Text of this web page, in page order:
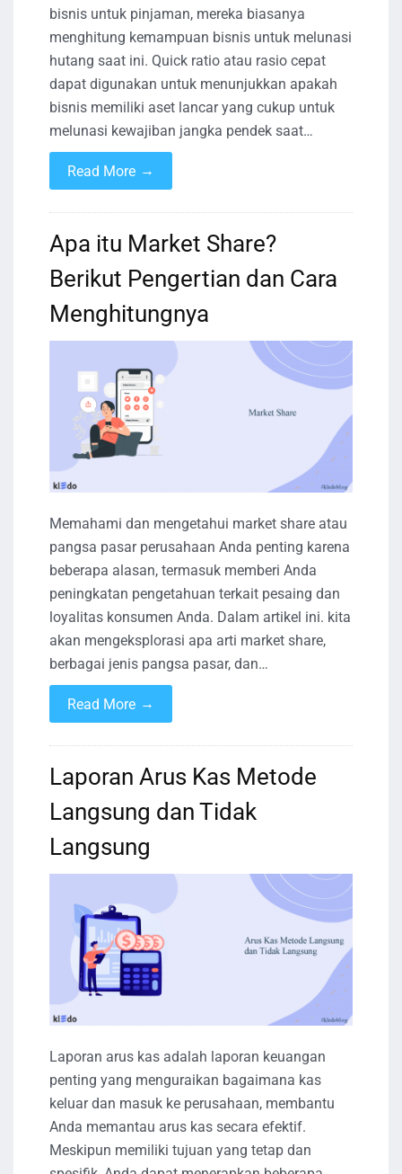
bisnis untuk pinjaman, mereka biasanya
menghitung kemampuan bisnis untuk melunasi
hutang saat ini. Quick ratio atau rasio cepat
dapat digunakan untuk menunjukkan apakah
bisnis memiliki aset lancar yang cukup untuk
melunasi kewajiban jangka pendek saat…
Read More →
Apa itu Market Share?
Berikut Pengertian dan Cara
Menghitungnya
Memahami dan mengetahui market share atau
pangsa pasar perusahaan Anda penting karena
beberapa alasan, termasuk memberi Anda
peningkatan pengetahuan terkait pesaing dan
loyalitas konsumen Anda. Dalam artikel ini. kita
akan mengeksplorasi apa arti market share,
berbagai jenis pangsa pasar, dan…
Read More →
Laporan Arus Kas Metode
Langsung dan Tidak
Langsung
Laporan arus kas adalah laporan keuangan
penting yang menguraikan bagaimana kas
keluar dan masuk ke perusahaan, membantu
Anda memantau arus kas secara efektif.
Meskipun memiliki tujuan yang tetap dan